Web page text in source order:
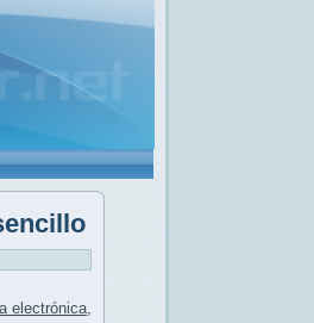
electrónica